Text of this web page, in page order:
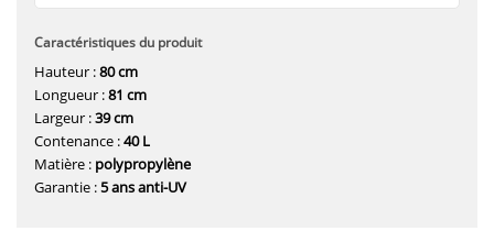
Caractéristiques du produit
Hauteur :80 cm
Longueur :81 cm
Largeur :39 cm
Contenance :40 L
Matière : polypropylène
Garantie :5 ans anti-UV